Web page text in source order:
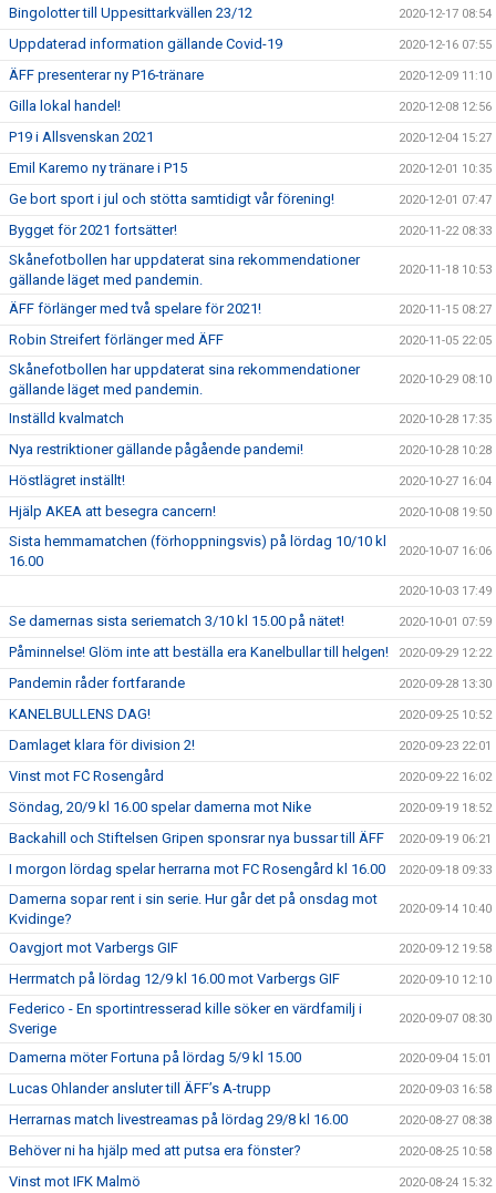
Bingolotter till Uppesittarkvällen 23/12 2020-12-17 08:54
Uppdaterad information gällande Covid-19 2020-12-16 07:55
ÄFF presenterar ny P16-tränare 2020-12-09 11:10
Gilla lokal handel! 2020-12-08 12:56
P19 i Allsvenskan 2021 2020-12-04 15:27
Emil Karemo ny tränare i P15 2020-12-01 10:35
Ge bort sport i jul och stötta samtidigt vår förening! 2020-12-01 07:47
Bygget för 2021 fortsätter! 2020-11-22 08:33
Skånefotbollen har uppdaterat sina rekommendationer
gällande läget med pandemin.
2020-11-18 10:53
ÄFF förlänger med två spelare för 2021! 2020-11-15 08:27
Robin Streifert förlänger med ÄFF 2020-11-05 22:05
Skånefotbollen har uppdaterat sina rekommendationer
gällande läget med pandemin.
2020-10-29 08:10
Inställd kvalmatch 2020-10-28 17:35
Nya restriktioner gällande pågående pandemi! 2020-10-28 10:28
Höstlägret inställt! 2020-10-27 16:04
Hjälp AKEA att besegra cancern! 2020-10-08 19:50
Sista hemmamatchen (förhoppningsvis) på lördag 10/10 kl
16.00
2020-10-07 16:06
2020-10-03 17:49
Se damernas sista seriematch 3/10 kl 15.00 på nätet! 2020-10-01 07:59
Påminnelse! Glöm inte att beställa era Kanelbullar till helgen! 2020-09-29 12:22
Pandemin råder fortfarande 2020-09-28 13:30
KANELBULLENS DAG! 2020-09-25 10:52
Damlaget klara för division 2! 2020-09-23 22:01
Vinst mot FC Rosengård 2020-09-22 16:02
Söndag, 20/9 kl 16.00 spelar damerna mot Nike 2020-09-19 18:52
Backahill och Stiftelsen Gripen sponsrar nya bussar till ÄFF 2020-09-19 06:21
I morgon lördag spelar herrarna mot FC Rosengård kl 16.00 2020-09-18 09:33
Damerna sopar rent i sin serie. Hur går det på onsdag mot
Kvidinge?
2020-09-14 10:40
Oavgjort mot Varbergs GIF 2020-09-12 19:58
Herrmatch på lördag 12/9 kl 16.00 mot Varbergs GIF 2020-09-10 12:10
Federico - En sportintresserad kille söker en värdfamilj i
Sverige
2020-09-07 08:30
Damerna möter Fortuna på lördag 5/9 kl 15.00 2020-09-04 15:01
Lucas Ohlander ansluter till ÄFF’s A-trupp 2020-09-03 16:58
Herrarnas match livestreamas på lördag 29/8 kl 16.00 2020-08-27 08:38
Behöver ni ha hjälp med att putsa era fönster? 2020-08-25 10:58
Vinst mot IFK Malmö 2020-08-24 15:32